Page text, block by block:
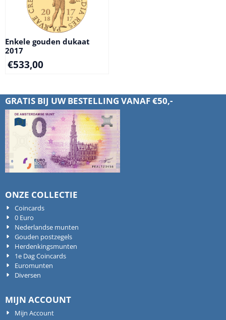
Enkele gouden dukaat
2017
€533,00
GRATIS BIJ UW BESTELLING VANAF €50,-
ONZE COLLECTIE
Coincards
0 Euro
Nederlandse munten
Gouden postzegels
Herdenkingsmunten
1e Dag Coincards
Euromunten
Diversen
MIJN ACCOUNT
Mijn Account